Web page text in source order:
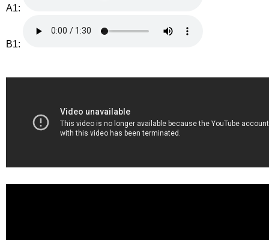
A1:
B1: